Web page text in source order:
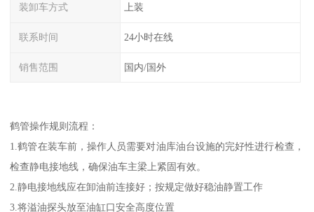
装卸车方式 上装
联系时间 24小时在线
销售范围 国内/国外
鹤管操作规则流程：
1.鹤管在装车前，操作人员需要对油库油台设施的完好性进行检查，
检查静电接地线，确保油车主梁上紧固有效。
2.静电接地线应在卸油前连接好；按规定做好稳油静置工作
3.将溢油探头放至油缸口安全高度位置